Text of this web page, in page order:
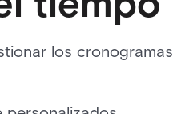
los cronogramas